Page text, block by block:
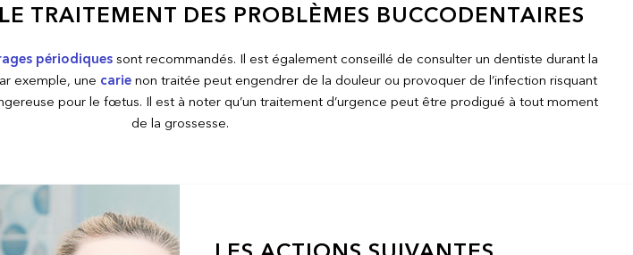
TRAITEMENT DES PROBLÈMES BUCCODENTAIRES
périodiquessont recommandés. Il est également conseillé de consulter un dentiste durant la
exemple, une carie non traitée peut engendrer de la douleur ou provoquer de l’infection risquant
pour le fœtus. Il est à noter qu’un traitement d’urgence peut être prodigué à tout moment
de la grossesse.